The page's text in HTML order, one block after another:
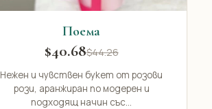
Поема
$40.68$44.26
Нежен и чувствен букет от розови
рози, аранжиран по модерен и
подходящ начин със...